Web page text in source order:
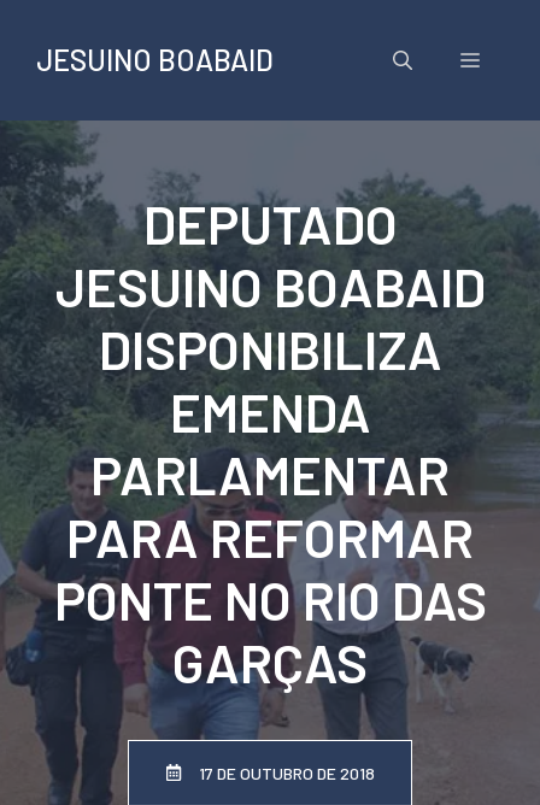
conteúdo
JESUINO BOABAID Menu
DEPUTADO
JESUINO BOABAID
DISPONIBILIZA
EMENDA
PARLAMENTAR
PARA REFORMAR
PONTE NO RIO DAS
GARÇAS
17 DE OUTUBRO DE 2018